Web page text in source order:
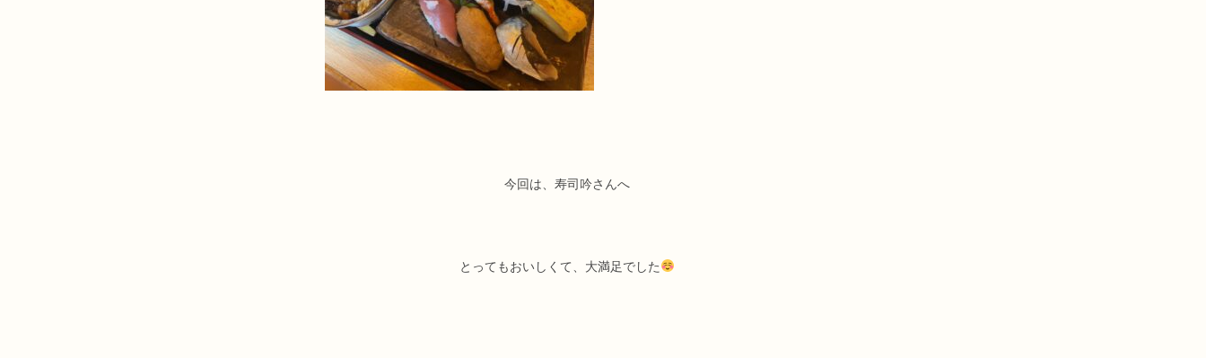
今回は、寿司吟さんへ
とってもおいしくて、大満足でした